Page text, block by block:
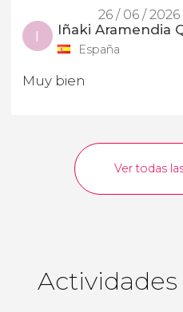
26 / 06 / 2026
I Iñaki Aramendia
España
Muy bien
Ver todas